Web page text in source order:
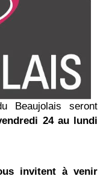
Beaujolais seront
24 au lundi
invitent à venir